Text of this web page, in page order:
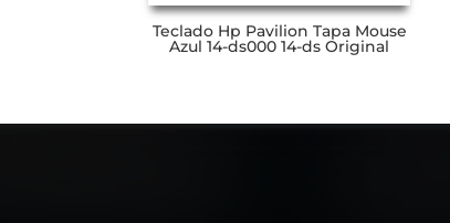
Teclado Hp Pavilion Tapa Mouse
Azul 14-ds000 14-ds Original